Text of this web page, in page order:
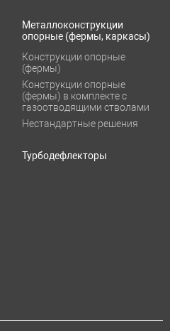
Металлоконструкции
опорные (фермы, каркасы)
Конструкции опорные
(фермы)
Конструкции опорные
(фермы) в комплекте с
газоотводящими стволами
Нестандартные решения
Турбодефлекторы